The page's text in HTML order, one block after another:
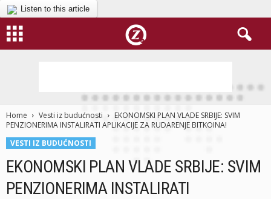
Listen to this article
Home Vesti iz budućnosti
EKONOMSKI PLAN VLADE SRBIJE: SVIM
PENZIONERIMA INSTALIRATI APLIKACIJE ZA RUDARENJE BITKOINA!
VESTI IZ BUDUĆNOSTI
EKONOMSKI PLAN VLADE SRBIJE: SVIM
PENZIONERIMA INSTALIRATI